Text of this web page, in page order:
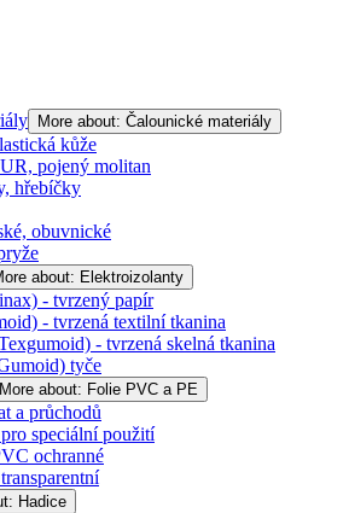
More about: Čalounické materiály
kůže
pojený molitan
hřebíčky
obuvnické
about: Elektroizolanty
- tvrzený papír
- tvrzená textilní tkanina
- tvrzená skelná tkanina
tyče
More about: Folie PVC a PE
a průchodů
speciální použití
ochranné
Hadice